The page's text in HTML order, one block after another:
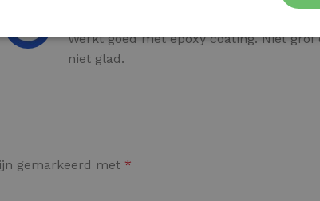
Werkt goed met epoxy coating. Niet grof
niet glad.
gemarkeerd met *